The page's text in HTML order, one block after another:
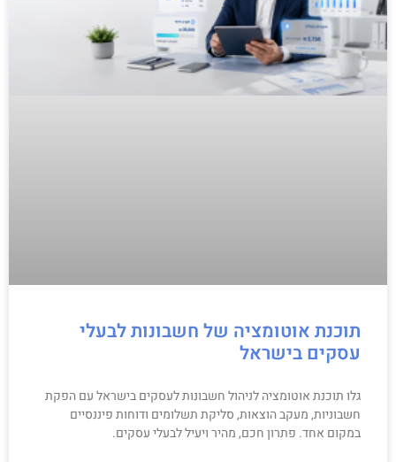
תוכנת אוטומציה של חשבונות לבעלי
עסקים בישראל
גלו תוכנת אוטומציה לניהול חשבונות לעסקים בישראל עם הפקת
חשבוניות, מעקב הוצאות, סליקת תשלומים ודוחות פיננסיים
במקום אחד. פתרון חכם, מהיר ויעיל לבעלי עסקים.